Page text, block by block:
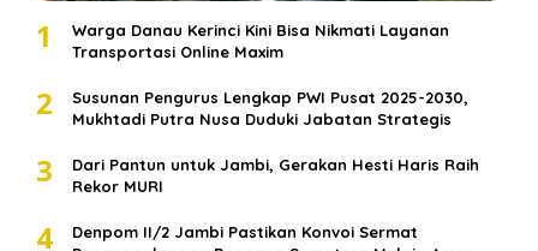
1
Warga Danau Kerinci Kini Bisa Nikmati Layanan
Transportasi Online Maxim
2
Susunan Pengurus Lengkap PWI Pusat 2025-2030,
Mukhtadi Putra Nusa Duduki Jabatan Strategis
3
Dari Pantun untuk Jambi, Gerakan Hesti Haris Raih
Rekor MURI
4
Denpom II/2 Jambi Pastikan Konvoi Sermat